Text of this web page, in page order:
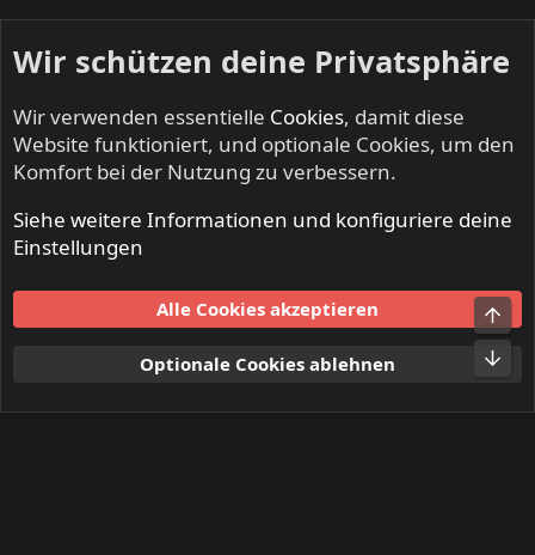
Mitglieder
Nutzungsbedingungen
Datenschutz
S
Wir schützen deine Privatsphäre
Wir verwenden essentielle Cookies, damit diese
Website funktioniert, und optionale Cookies, um den
Komfort bei der Nutzung zu verbessern.
Siehe weitere Informationen und konfiguriere deine
Einstellungen
Alle Cookies akzeptieren
Optionale Cookies ablehnen